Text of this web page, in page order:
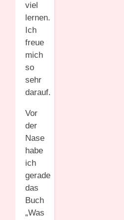
viel
lernen.
Ich
freue
mich
so
sehr
darauf.
Vor
der
Nase
habe
ich
gerade
das
Buch
„Was